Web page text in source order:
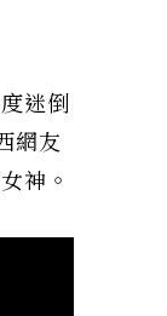
迷倒
網友
神。